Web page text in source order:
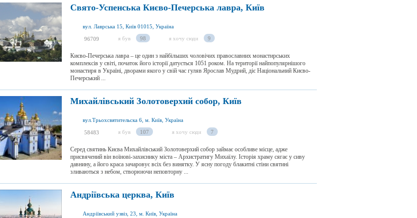
Свято-Успенська Києво-Печерська лавра, Київ
вул. Лаврська 15, Київ 01015, Україна
96709 я був 98 я хочу сюди 9
Києво-Печерська лавра – це один з найбільших чоловічих православних монастирських
комплексів у світі, початок його історії датується 1051 роком. На території найпопулярнішого
монастиря в Україні, дворами якого у свій час гуляв Ярослав Мудрий, діє Національний Києво-
Печерський ...
Михайлівський Золотоверхий собор, Київ
вул.Трьохсвятительска 6, м. Київ, Україна
58483 я був 107 я хочу сюди 7
Серед святинь Києва Михайлівський Золотоверхий собор займає особливе місце, адже
присвячений він воїнові-захиснику міста – Архистратигу Михаїлу. Історія храму сягає у сиву
давнину, а його краса зачаровує всіх без винятку. У ясну погоду блакитні стіни святині
зливаються з небом, створюючи неповторну ...
Андріївська церква, Київ
Андріївський узвіз, 23, м. Київ, Україна